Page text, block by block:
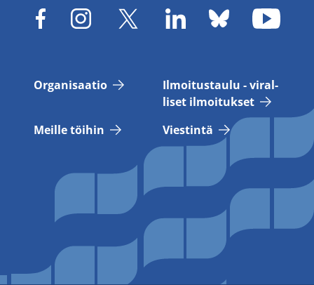
Or­ga­ni­saa­tio
Il­moi­tus­tau­lu - vi­ral­
li­set il­moi­tuk­set
Meil­le töi­hin
Vies­tin­tä